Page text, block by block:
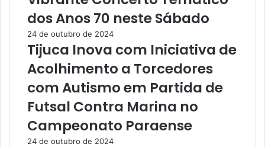
c
a
i
s
,
I
c
l
F
u
u
a
t
e
dos Anos 70 neste Sábado
24 de outubro de 2024
Tijuca Inova com Iniciativa de
Acolhimento a Torcedores
com Autismo em Partida de
Futsal Contra Marina no
Campeonato Paraense
24 de outubro de 2024